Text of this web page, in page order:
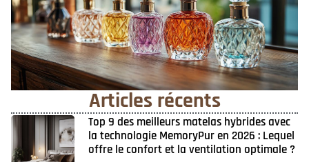
Articles récents
Top 9 des meilleurs matelas hybrides avec
la technologie MemoryPur en 2026 : Lequel
offre le confort et la ventilation optimale ?